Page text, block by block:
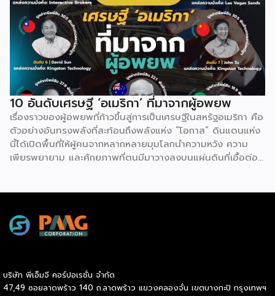
ชมเพื่อความเพลิดเพลิน (Virtual Travel) คอนเทนต์สายนี้จึงมี
อุปสงค์จากผู้ชมสูงอย่างต่อเนื่อง เปิดโอกาสให้ครีเอเตอร์ดึงจุด
เด่น และมุมมองเฉพาะตัวมาสร้าง Niche Content ที่แตกต่างได้
เสมอ เรื่องอื่นๆ ที่น่าสนใจ “ฮลุน โซโล่” จากเด็กกำพร้า
ทำงานโรงงานวันละ 300 สู่ยูทูบเบอร์แบกเป้เที่ยวรอบโลก
10 อันดับเศรษฐี ‘อเมริกา’ ที่มาจากผู้อพยพ
เรื่องราวของผู้อพยพที่ก้าวขึ้นสู่การเป็นเศรษฐีในสหรัฐอเมริกา คือ
ตัวอย่างอันทรงพลังที่สะท้อนถึงพลังแห่ง “โอกาส” ดินแดนแห่ง
นี้ได้เปิดพื้นที่ให้ผู้คนจากหลากหลายมุมโลกนำความหวัง ความ
เพียรพยายาม และศักยภาพที่ตนมีมาวางลงบนแผ่นดินที่เอื้อต่อ
ข้อจำกัดเดิม ความสำเร็จของพวกเขามิได้เกิดจากโชคช่วย แต่เกิด
จากการที่โอกาสอันเท่าเทียมมาบรรจบกับความมุ่งมั่นที่ไม่ยอมแพ้
บริษัท พีเอ็มจี คอร์ปอเรชั่น จำกัด
47,49 ซอยลาดพร้าว 140 ถ.ลาดพร้าว แขวงคลองจั่น เขตบางกะปิ กรุงเทพฯ